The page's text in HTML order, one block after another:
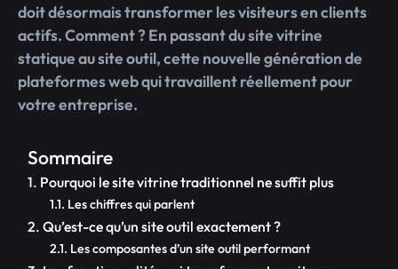
doit désormais transformer les visiteurs en clients
actifs. Comment ? En passant du site vitrine
statique au site outil, cette nouvelle génération de
plateformes web qui travaillent réellement pour
votre entreprise.
Sommaire
Pourquoi le site vitrine traditionnel ne suffit plus
Les chiffres qui parlent
Qu’est-ce qu’un site outil exactement ?
Les composantes d’un site outil performant